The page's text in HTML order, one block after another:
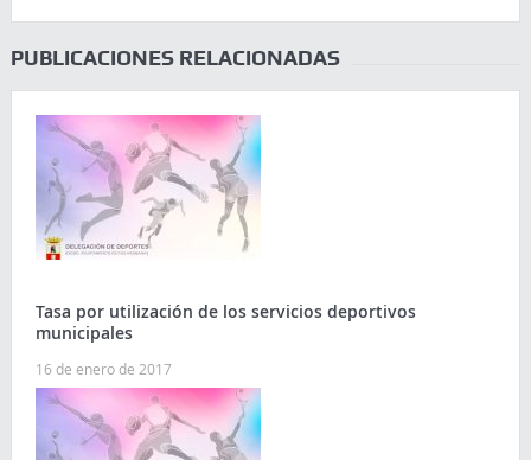
PUBLICACIONES RELACIONADAS
Tasa por utilización de los servicios deportivos
municipales
16 de enero de 2017